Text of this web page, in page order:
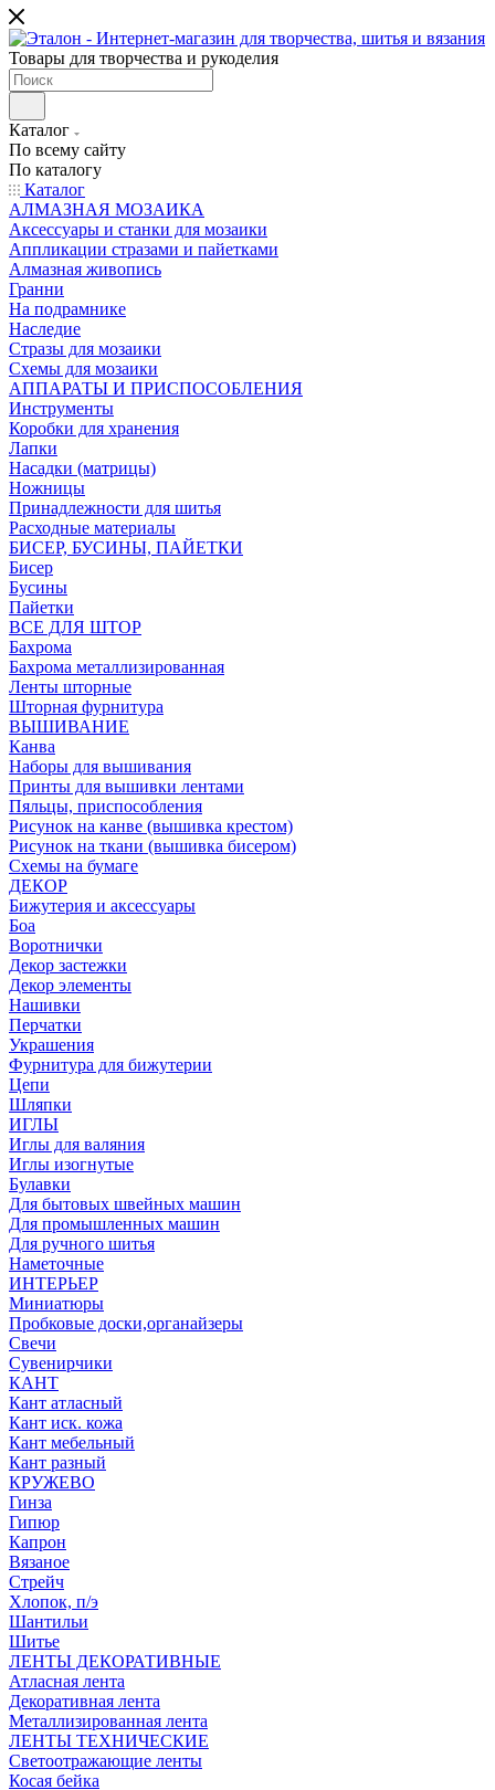
Товары для творчества и рукоделия
Каталог
По всему сайту
По каталогу
Каталог
АЛМАЗНАЯ МОЗАИКА
Аксессуары и станки для мозаики
Аппликации стразами и пайетками
Алмазная живопись
Гранни
На подрамнике
Наследие
Стразы для мозаики
Схемы для мозаики
АППАРАТЫ И ПРИСПОСОБЛЕНИЯ
Инструменты
Коробки для хранения
Лапки
Насадки (матрицы)
Ножницы
Принадлежности для шитья
Расходные материалы
БИСЕР, БУСИНЫ, ПАЙЕТКИ
Бисер
Бусины
Пайетки
ВСЕ ДЛЯ ШТОР
Бахрома
Бахрома металлизированная
Ленты шторные
Шторная фурнитура
ВЫШИВАНИЕ
Канва
Наборы для вышивания
Принты для вышивки лентами
Пяльцы, приспособления
Рисунок на канве (вышивка крестом)
Рисунок на ткани (вышивка бисером)
Схемы на бумаге
ДЕКОР
Бижутерия и аксессуары
Боа
Воротнички
Декор застежки
Декор элементы
Нашивки
Перчатки
Украшения
Фурнитура для бижутерии
Цепи
Шляпки
ИГЛЫ
Иглы для валяния
Иглы изогнутые
Булавки
Для бытовых швейных машин
Для промышленных машин
Для ручного шитья
Наметочные
ИНТЕРЬЕР
Миниатюры
Пробковые доски,органайзеры
Свечи
Сувенирчики
КАНТ
Кант атласный
Кант иск. кожа
Кант мебельный
Кант разный
КРУЖЕВО
Гинза
Гипюр
Капрон
Вязаное
Стрейч
Хлопок, п/э
Шантильи
Шитье
ЛЕНТЫ ДЕКОРАТИВНЫЕ
Атласная лента
Декоративная лента
Металлизированная лента
ЛЕНТЫ ТЕХНИЧЕСКИЕ
Светоотражающие ленты
Косая бейка